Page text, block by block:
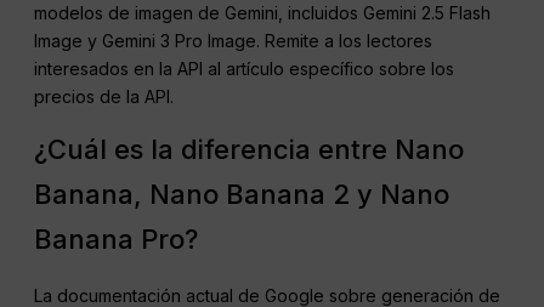
modelos de imagen de Gemini, incluidos Gemini 2.5 Flash
Image y Gemini 3 Pro Image. Remite a los lectores
interesados en la API al artículo específico sobre los
precios de la API.
¿Cuál es la diferencia entre Nano
Banana, Nano Banana 2 y Nano
Banana Pro?
La documentación actual de Google sobre generación de